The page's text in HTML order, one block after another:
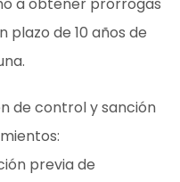
a obtener prórrogas
plazo de 10 años de
de control y sanción
previa de